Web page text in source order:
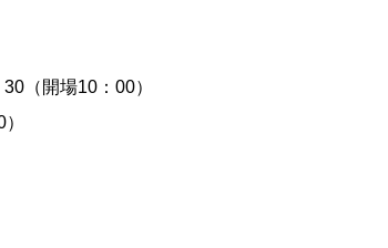
（開場10：00）